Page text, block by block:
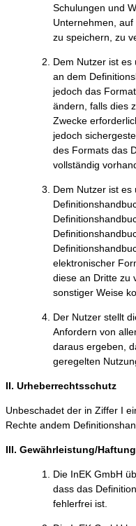
Schulungen und
Unternehmen,
zu speichern, zu
Dem Nutzer ist es
an dem
jedoch das
ändern, falls dies
Zwecke
jedoch
des Formats das
vollständig
Dem Nutzer ist es
elektronischer
diese an Dritte zu
sonstiger Weise
Der Nutzer stellt
Anfordern von
daraus ergeben,
geregelten
II. Urheberrechtsschutz
Unbeschadet der in Ziffer I
Rechte andem
III. Gewährleistung/Haftung
Die InEK GmbH
dass das
fehlerfrei ist.